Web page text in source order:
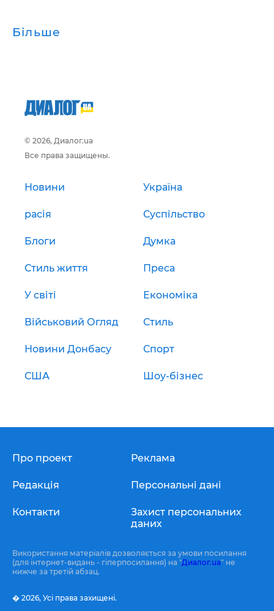
Більше
© 2026, Диалог.ua
Все права защищены.
Новини Україна
расія Суспільство
Блоги Думка
Стиль життя Преса
У світі Економіка
Військовий Огляд Стиль
Новини Донбасу Спорт
США Шоу-бізнес
Про проект
Редакція
Контакти
Реклама
Персональні дані
Захист персональних
даних
Використання матеріалів дозволяється за умови посилання
(для інтернет-видань - гіперпосилання) на "Диалог.ua" не
нижче за третій абзац.
� 2026, Усі права захищені.